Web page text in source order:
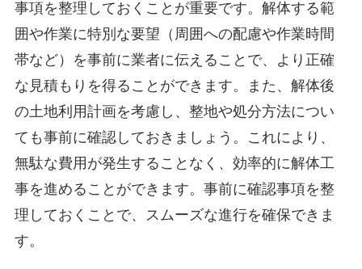
事項を整理しておくことが重要です。解体する範
囲や作業に特別な要望（周囲への配慮や作業時間
帯など）を事前に業者に伝えることで、より正確
な見積もりを得ることができます。また、解体後
の土地利用計画を考慮し、整地や処分方法につい
ても事前に確認しておきましょう。これにより、
無駄な費用が発生することなく、効率的に解体工
事を進めることができます。事前に確認事項を整
理しておくことで、スムーズな進行を確保できま
す。